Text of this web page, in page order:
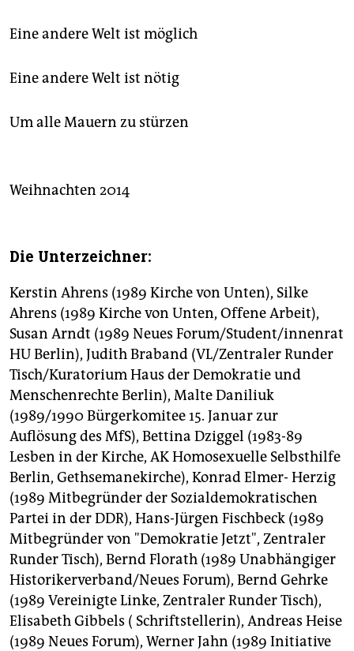
Eine andere Welt ist möglich
Eine andere Welt ist nötig
Um alle Mauern zu stürzen
Weihnachten 2014
Die Unterzeichner:
Kerstin Ahrens (1989 Kirche von Unten), Silke
Ahrens (1989 Kirche von Unten, Offene Arbeit),
Susan Arndt (1989 Neues Forum/Student/innenrat
HU Berlin), Judith Braband (VL/Zentraler Runder
Tisch/Kuratorium Haus der Demokratie und
Menschenrechte Berlin), Malte Daniliuk
(1989/1990 Bürgerkomitee 15. Januar zur
Auflösung des MfS), Bettina Dziggel (1983-89
Lesben in der Kirche, AK Homosexuelle Selbsthilfe
Berlin, Gethsemanekirche), Konrad Elmer- Herzig
(1989 Mitbegründer der Sozialdemokratischen
Partei in der DDR), Hans-Jürgen Fischbeck (1989
Mitbegründer von "Demokratie Jetzt", Zentraler
Runder Tisch), Bernd Florath (1989 Unabhängiger
Historikerverband/Neues Forum), Bernd Gehrke
(1989 Vereinigte Linke, Zentraler Runder Tisch),
Elisabeth Gibbels ( Schriftstellerin), Andreas Heise
(1989 Neues Forum), Werner Jahn (1989 Initiative